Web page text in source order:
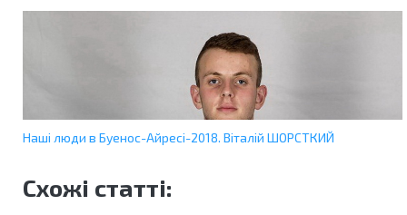
Наші люди в Буенос-Айресі-2018. Віталій ШОРСТКИЙ
Схожі статті: